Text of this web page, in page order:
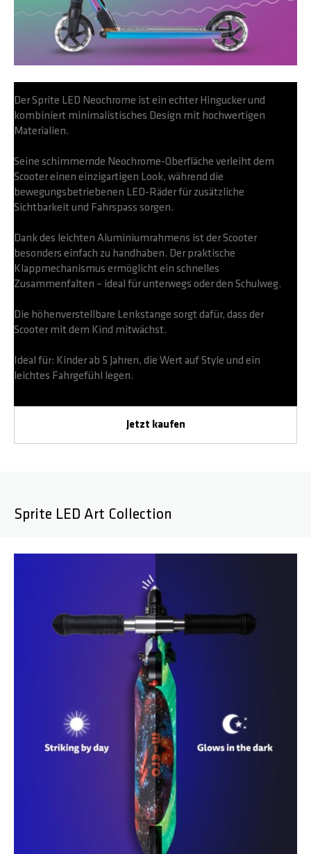
Der Sprite LED Neochrome ist ein echter Hingucker und
kombiniert minimalistisches Design mit hochwertigen
Materialien.
Seine schimmernde Neochrome-Oberfläche verleiht dem
Scooter einen einzigartigen Look, während die
bewegungsbetriebenen LED-Räder für zusätzliche
Sichtbarkeit und Fahrspass sorgen.
Dank des leichten Aluminiumrahmens ist der Scooter
besonders einfach zu handhaben. Der praktische
Klappmechanismus ermöglicht ein schnelles
Zusammenfalten – ideal für unterwegs oder den Schulweg.
Die höhenverstellbare Lenkstange sorgt dafür, dass der
Scooter mit dem Kind mitwächst.
Ideal für: Kinder ab 5 Jahren, die Wert auf Style und ein
leichtes Fahrgefühl legen.
Jetzt kaufen
Sprite LED Art Collection